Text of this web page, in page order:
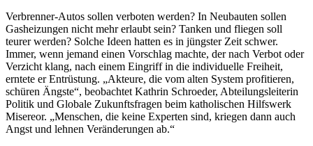
Verbrenner-Autos sollen verboten werden? In Neubauten sollen
Gasheizungen nicht mehr erlaubt sein? Tanken und fliegen soll
teurer werden? Solche Ideen hatten es in jüngster Zeit schwer.
Immer, wenn jemand einen Vorschlag machte, der nach Verbot oder
Verzicht klang, nach einem Eingriff in die individuelle Freiheit,
erntete er Entrüstung. „Akteure, die vom alten System profitieren,
schüren Ängste“, beobachtet Kathrin Schroeder, Abteilungsleiterin
Politik und Globale Zukunftsfragen beim katholischen Hilfswerk
Misereor. „Menschen, die keine Experten sind, kriegen dann auch
Angst und lehnen Veränderungen ab.“